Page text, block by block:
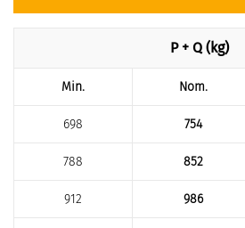
P + Q (kg)
Min. Nom.
698 754
788 852
912 986